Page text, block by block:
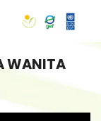
WANITA